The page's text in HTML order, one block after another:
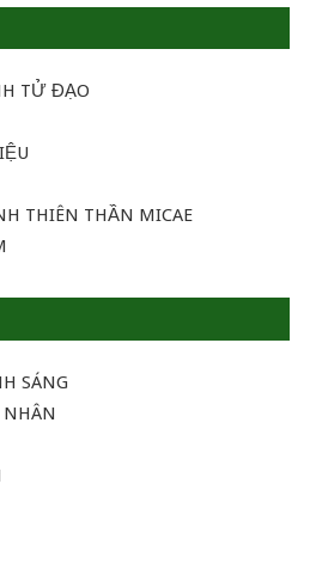
TỬ ĐẠO
THIÊN THẦN MICAE
SÁNG